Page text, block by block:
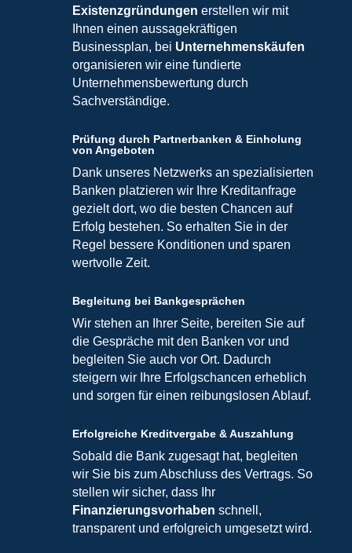
Existenzgründungen erstellen wir mit
Ihnen einen aussagekräftigen
Businessplan, bei Unternehmenskäufen
organisieren wir eine fundierte
Unternehmensbewertung durch
Sachverständige.
Prüfung durch Partnerbanken & Einholung
von Angeboten
Dank unseres Netzwerks an spezialisierten
Banken platzieren wir Ihre Kreditanfrage
gezielt dort, wo die besten Chancen auf
Erfolg bestehen. So erhalten Sie in der
Regel bessere Konditionen und sparen
wertvolle Zeit.
Begleitung bei Bankgesprächen
Wir stehen an Ihrer Seite, bereiten Sie auf
die Gespräche mit den Banken vor und
begleiten Sie auch vor Ort. Dadurch
steigern wir Ihre Erfolgschancen erheblich
und sorgen für einen reibungslosen Ablauf.
Erfolgreiche Kreditvergabe & Auszahlung
Sobald die Bank zugesagt hat, begleiten
wir Sie bis zum Abschluss des Vertrags. So
stellen wir sicher, dass Ihr
Finanzierungsvorhaben schnell,
transparent und erfolgreich umgesetzt wird.